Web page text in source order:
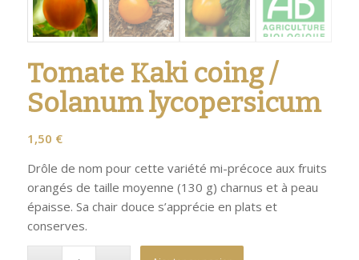
Tomate Kaki coing /
Solanum lycopersicum
1,50 €
Drôle de nom pour cette variété mi-précoce aux fruits
orangés de taille moyenne (130 g) charnus et à peau
épaisse. Sa chair douce s’apprécie en plats et
conserves.